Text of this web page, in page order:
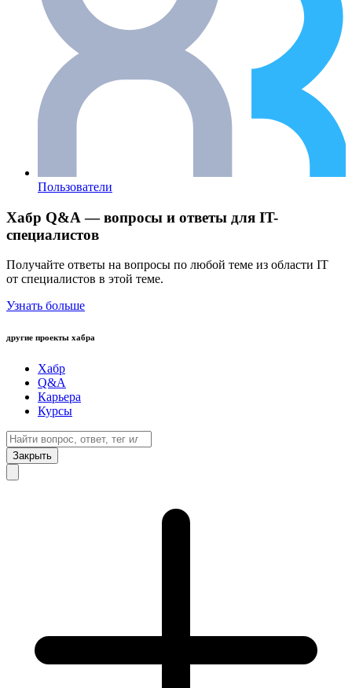
Пользователи
Хабр Q&A — вопросы и ответы для IT-
специалистов
Получайте ответы на вопросы по любой теме из области IT
от специалистов в этой теме.
Узнать больше
другие проекты хабра
Хабр
Q&A
Карьера
Курсы
Закрыть